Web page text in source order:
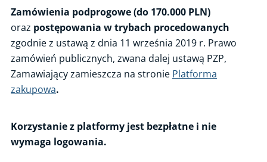
Sprzedaż majątku
Zamówienia poniżej 170.000 PLN
Zamówienia podprogowe (do 170.000 PLN)
oraz postępowania w trybach procedowanych
zgodnie z ustawą z dnia 11 września 2019 r. Prawo
zamówień publicznych, zwana dalej ustawą PZP,
Zamawiający zamieszcza na stronie Platforma
zakupowa.
Korzystanie z platformy jest bezpłatne i nie
wymaga logowania.